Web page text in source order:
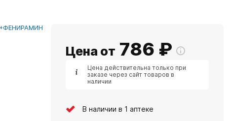
Цена от 786 ₽
Цена действительна только при
заказе через сайт товаров в
наличии
В наличии в 1 аптеке